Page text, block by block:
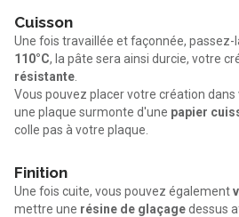
Cuisson
Une fois travaillée et façonnée,
110°C, la pâte sera ainsi durcie, votre
résistante
Vous pouvez placer votre création
une plaque surmonte d'une papier
colle pas à votre plaque.
Finition
Une fois cuite, vous pouvez également
mettre une résine de glaçagedessus